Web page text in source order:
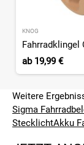
KNOG
Fahrradklingel
ab19,99 €
Weitere
Sigma
StecklichtAkku